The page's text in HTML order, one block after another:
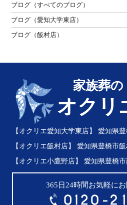
2020年08月
2020年05月
2020年04月
2020年02月
2020年01月
2019年12月
2019年11月
2019年10月
ブログ（すべてのブログ）
ブログ（愛知大学東店）
ブログ（飯村店）
お客様の声
お葬式の豆知識（初めての方）
お葬式の豆知識（よくあるお悩み）
お葬式の豆知識（お葬式の前について
お葬式の豆知識（お葬式の後について）
家族葬の
オクリ
【オクリエ愛知大学東店】
愛知県
【オクリエ飯村店】
愛知県豊橋市
【オクリエ小鷹野店】
愛知県豊橋
365日24時間お気軽に